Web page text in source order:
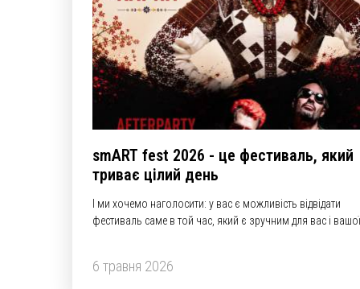
smART fest 2026 - це фестиваль, який
триває цілий день
І ми хочемо наголосити: у вас є можливість відвідати
фестиваль саме в той час, який є зручним для вас і вашої
6 травня 2026